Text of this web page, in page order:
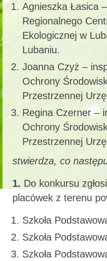
Agnieszka Łasica
Regionalnego
Ekologicznej w
Lubaniu.
Joanna Czyż –
Ochrony
Przestrzennej
Regina Czerner –
Ochrony
Przestrzennej
stwierdza, co
1. Do konkursu
placówek z terenu
Szkoła
Szkoła
Szkoła